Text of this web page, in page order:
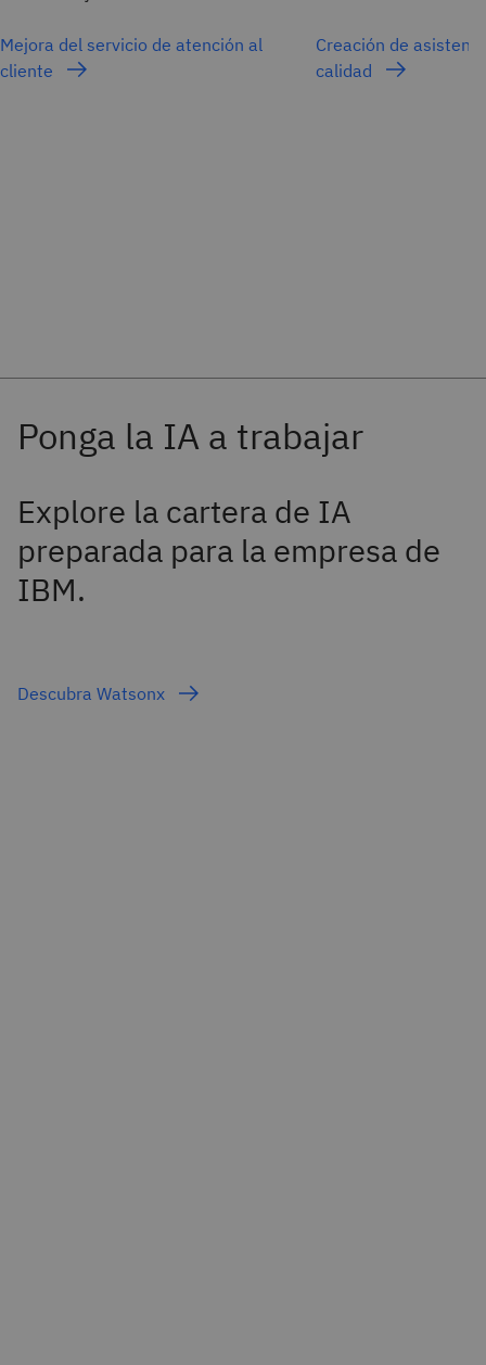
Mejora del servicio de atención al
cliente
Creación de
calidad
Explore la cartera de IA
preparada para la empresa de
IBM.
Descubra Watsonx